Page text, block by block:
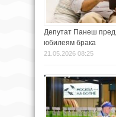
Депутат Панеш
юбилеям брака
21.05.2026 08:25